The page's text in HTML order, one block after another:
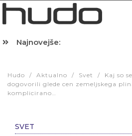
Najnovejše:
dogovorili glede cen zemeljskega
komplicirano…